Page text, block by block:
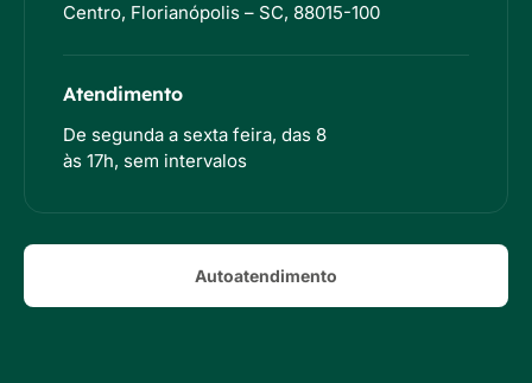
Centro, Florianópolis – SC, 88015-100
Atendimento
De segunda a sexta feira, das 8
às 17h, sem intervalos
Autoatendimento